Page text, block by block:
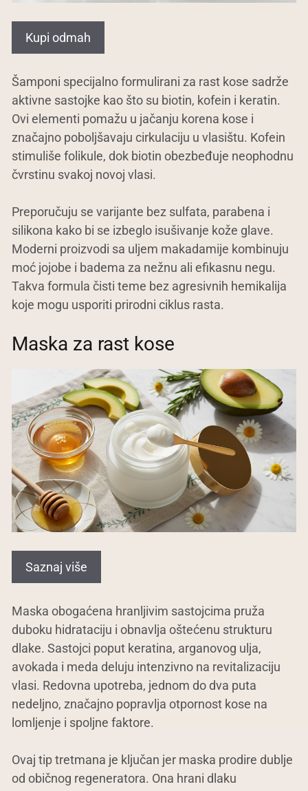
Kupi odmah
Šamponi specijalno formulirani za rast kose sadrže
aktivne sastojke kao što su biotin, kofein i keratin.
Ovi elementi pomažu u jačanju korena kose i
značajno poboljšavaju cirkulaciju u vlasištu. Kofein
stimuliše folikule, dok biotin obezbeđuje neophodnu
čvrstinu svakoj novoj vlasi.
Preporučuju se varijante bez sulfata, parabena i
silikona kako bi se izbeglo isušivanje kože glave.
Moderni proizvodi sa uljem makadamije kombinuju
moć jojobe i badema za nežnu ali efikasnu negu.
Takva formula čisti teme bez agresivnih hemikalija
koje mogu usporiti prirodni ciklus rasta.
Maska za rast kose
Saznaj više
Maska obogaćena hranljivim sastojcima pruža
duboku hidrataciju i obnavlja oštećenu strukturu
dlake. Sastojci poput keratina, arganovog ulja,
avokada i meda deluju intenzivno na revitalizaciju
vlasi. Redovna upotreba, jednom do dva puta
nedeljno, značajno popravlja otpornost kose na
lomljenje i spoljne faktore.
Ovaj tip tretmana je ključan jer maska prodire dublje
od običnog regeneratora. Ona hrani dlaku